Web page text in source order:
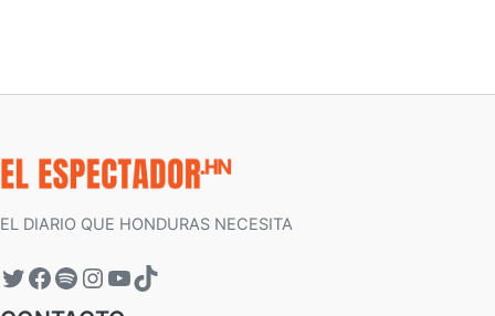
EL DIARIO QUE HONDURAS NECESITA